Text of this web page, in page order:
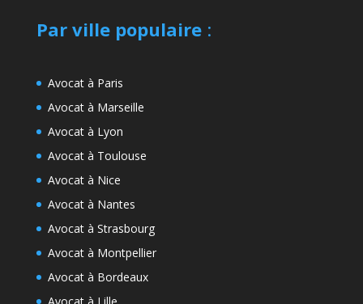
Par ville populaire:
Avocat à Paris
Avocat à Marseille
Avocat à Lyon
Avocat à Toulouse
Avocat à Nice
Avocat à Nantes
Avocat à Strasbourg
Avocat à Montpellier
Avocat à Bordeaux